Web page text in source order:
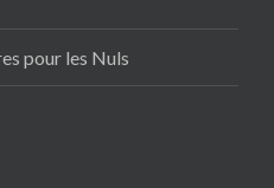
pour les Nuls